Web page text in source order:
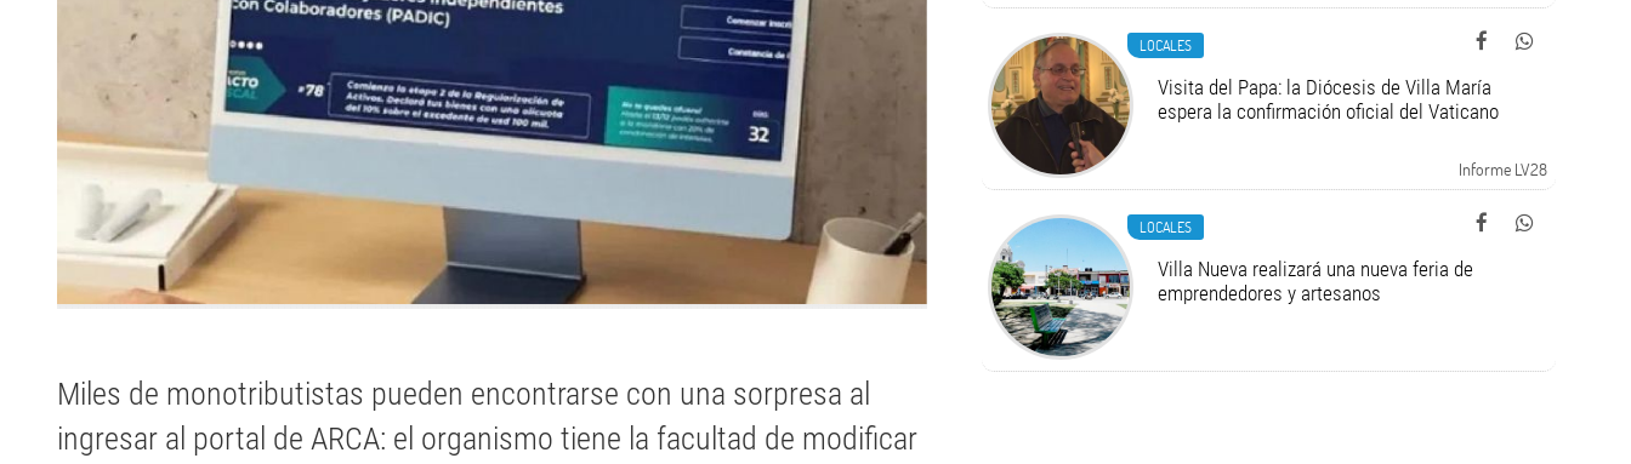
Miles de monotributistas pueden encontrarse con una sorpresa al
ingresar al portal de ARCA: el organismo tiene la facultad de modificar
LOCALES
Visita del Papa: la Diócesis de Villa María
espera la confirmación oficial del Vaticano
Informe LV28
LOCALES
Villa Nueva realizará una nueva feria de
emprendedores y artesanos